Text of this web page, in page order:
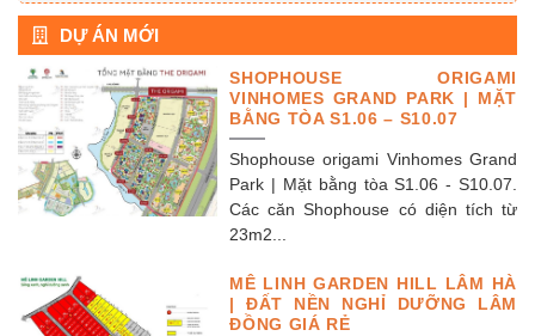
DỰ ÁN MỚI
SHOPHOUSE ORIGAMI
VINHOMES GRAND PARK | MẶT
BẰNG TÒA S1.06 – S10.07
Shophouse origami Vinhomes Grand
Park | Mặt bằng tòa S1.06 - S10.07.
Các căn Shophouse có diện tích từ
23m2...
MÊ LINH GARDEN HILL LÂM HÀ
| ĐẤT NỀN NGHỈ DƯỠNG LÂM
ĐỒNG GIÁ RẺ